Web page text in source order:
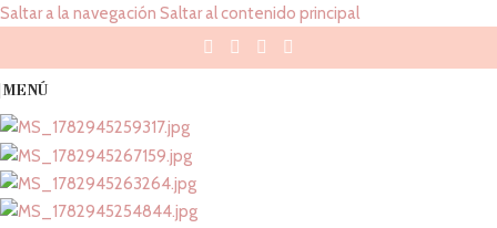
Saltar a la navegación Saltar al contenido principal
MENÚ